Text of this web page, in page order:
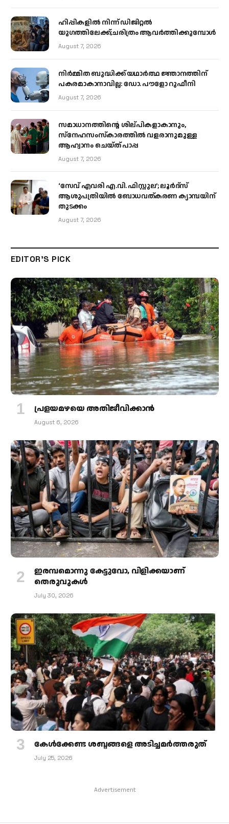
ഹിപ്പികളില്‍ നിന്ന് ഡിജിറ്റല്‍
യുഗത്തിലേക്ക്;ചരിത്രം ആവര്‍ത്തിക്കുമ്പോള്‍
August 7, 2026
നിർമ്മിത ബുദ്ധിക്ക് യഥാർത്ഥ ജ്ഞാനത്തിന്
പകരമാകാനാവില്ല: ഡോ. പൗളോ റുഫീനി
August 7, 2026
സമാധാനത്തിന്റെ ശില്പികളാകാനും,
സ്നേഹസംസ്കാരത്തിൽ വളരാനുമുള്ള
ആഹ്വാനം ചെയ്ത് പാപ്പ
August 7, 2026
‘സേവ് എവരി എ.വി. ഫിസ്റ്റുല’; ലൂർദ്‌സ്
ആശുപത്രിയിൽ ബോധവത്കരണ ക്യാമ്പയിന്
തുടക്കം
August 7, 2026
EDITOR'S PICK
പ്രളയമഴയെ അതിജീവിക്കാന്‍
August 6, 2026
ഇരമ്പമൊന്നു കേട്ടുവോ, വിളിക്കയാണ്
തെരുവുകള്‍
July 30, 2026
കേള്‍ക്കേണ്ട ശബ്ദങ്ങളെ അടിച്ചമര്‍ത്തരുത്
July 25, 2026
Advertisement